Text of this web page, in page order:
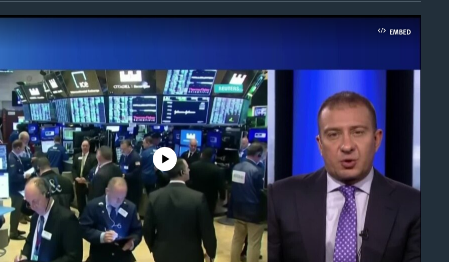
EMBED
No media source currently available